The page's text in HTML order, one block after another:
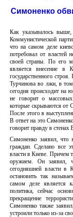
Симоненко
Как указывалось
Коммунистической
что на самом деле
потребовал от властей
своей страны. По его
является внесение в
государственного
Турчинова во лжи, в
сегодня происходит на
не говорит о
которые скрываются от
После этого в
В ответ на это
говорит правду в стенах
Симоненко заявил,
граждан. Сделано все
власти в Киеве. Причем
оружием. Он заявил,
сегодняшней власти в
остановить так
самом деле является
политика, сейчас
прекращение
Симоненко также
устроили только из-за